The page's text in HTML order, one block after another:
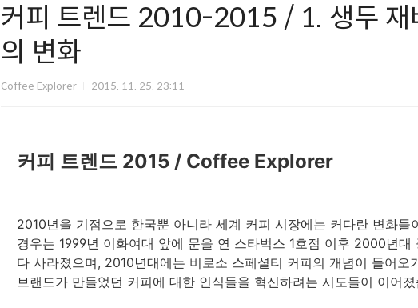
커피 트렌드 2010-2015 / 1. 생두 재
의 변화
Coffee Explorer 2015. 11. 25. 23:11
커피 트렌드 2015 / Coffee Explorer
2010년을 기점으로 한국뿐 아니라 세계 커피 시장에는 커다란 변화들
경우는 1999년 이화여대 앞에 문을 연 스타벅스 1호점 이후 2000년
다 사라졌으며, 2010년대에는 비로소 스페셜티 커피의 개념이 들어오
브랜드가 만들었던 커피에 대한 인식들을 혁신하려는 시도들이 이어졌